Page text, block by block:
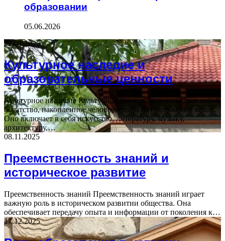
образовании
05.06.2026
27.01.2026
Культурное наследие и
образовательные ценности
Культурное наследие Культурное наследие представляет собой
богатство, накопленное человечеством на протяжении веков.
Оно включает в себя искусство, литературу, музыку,
архитектуру,…
08.11.2025
Преемственность знаний и
историческое развитие
Преемственность знаний Преемственность знаний играет
важную роль в историческом развитии общества. Она
обеспечивает передачу опыта и информации от поколения к…
17.12.2025